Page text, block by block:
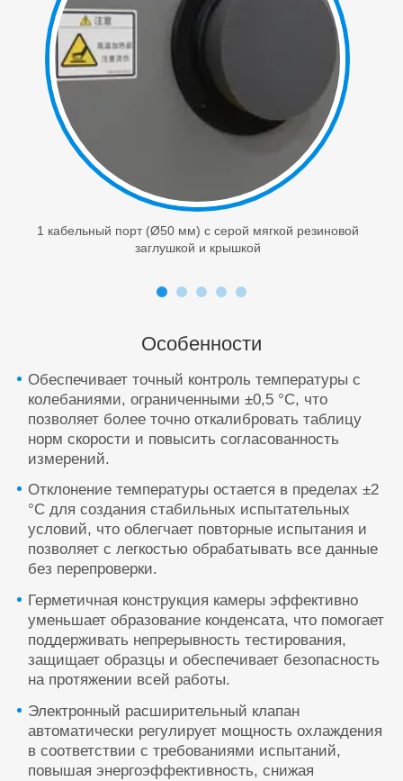
1 кабельный порт (Ø50 мм) с серой мягкой резиновой
заглушкой и крышкой
Особенности
Обеспечивает точный контроль температуры с
колебаниями, ограниченными ±0,5 °C, что
позволяет более точно откалибровать таблицу
норм скорости и повысить согласованность
измерений.
Отклонение температуры остается в пределах ±2
°C для создания стабильных испытательных
условий, что облегчает повторные испытания и
позволяет с легкостью обрабатывать все данные
без перепроверки.
Герметичная конструкция камеры эффективно
уменьшает образование конденсата, что помогает
поддерживать непрерывность тестирования,
защищает образцы и обеспечивает безопасность
на протяжении всей работы.
Электронный расширительный клапан
автоматически регулирует мощность охлаждения
в соответствии с требованиями испытаний,
повышая энергоэффективность, снижая